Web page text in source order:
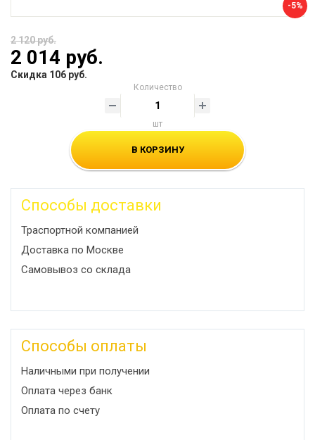
-5%
2 120 руб.
2 014 руб.
Скидка 106 руб.
Количество
шт
В КОРЗИНУ
Способы доставки
Траспортной компанией
Доставка по Москве
Самовывоз со склада
Способы оплаты
Наличными при получении
Оплата через банк
Оплата по счету